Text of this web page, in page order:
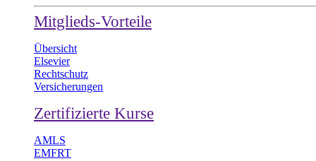
Mitglieds-Vorteile
Übersicht
Elsevier
Rechtschutz
Versicherungen
Zertifizierte Kurse
AMLS
EMFRT